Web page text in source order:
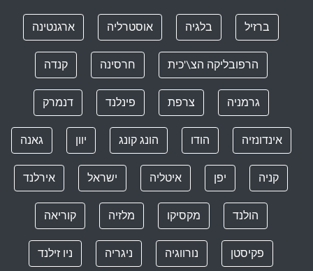
ארגנטינה אוסטרליה בלגיה ברזיל
קנדה חרסינה הרפובליקה הצ\'כית
דנמרק פינלנד צרפת גרמניה
גאנה יוון הונג קונג הודו אינדונזיה
אירלנד ישראל איטליה יפן קניה
קוריאה מלזיה מקסיקו הולנד
ניו זילנד ניגריה נורווגיה פקיסטן